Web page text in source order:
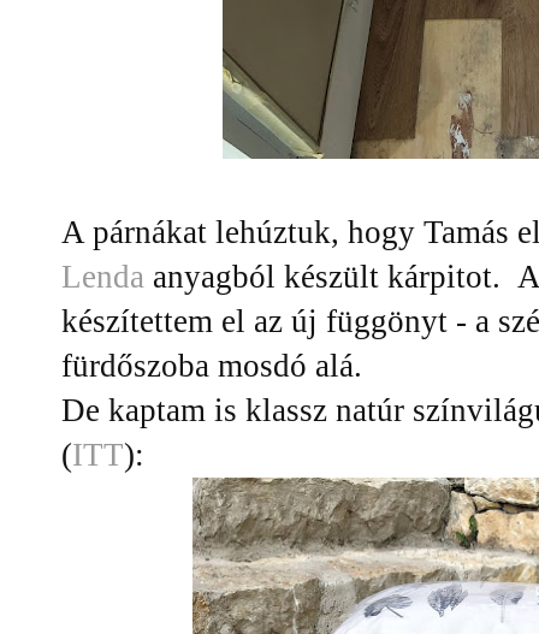
A párnákat lehúztuk, hogy Tamás
Lenda anyagból készült kárpitot.
készítettem el az új függönyt - a
fürdőszoba mosdó alá.
De kaptam is klassz natúr
(ITT):